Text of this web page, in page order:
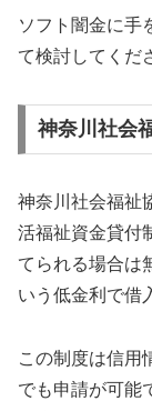
ソフト闇金に手
て検討してくだ
神奈川社会
神奈川社会福祉
活福祉資金貸付
てられる場合は
いう低金利で借
この制度は信用
でも申請が可能